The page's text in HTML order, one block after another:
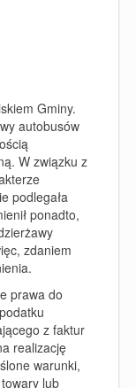
Gminy.
autobusów
W związku z
podlegała
ponadto,
zdaniem
prawa do
z faktur
realizację
warunki,
lub